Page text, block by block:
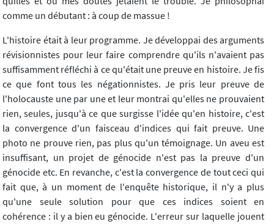
comme un débutant : à coup de massue !
L'histoire était à leur programme. Je développai des arguments
révisionnistes pour leur faire comprendre qu'ils n'avaient pas
suffisamment réfléchi à ce qu'était une preuve en histoire. Je fis
ce que font tous les négationnistes. Je pris leur preuve de
l'holocauste une par une et leur montrai qu'elles ne prouvaient
rien, seules, jusqu'à ce que surgisse l'idée qu'en histoire, c'est
la convergence d'un faisceau d'indices qui fait preuve. Une
photo ne prouve rien, pas plus qu'un témoignage. Un aveu est
insuffisant, un projet de génocide n'est pas la preuve d'un
génocide etc. En revanche, c'est la convergence de tout ceci qui
fait que, à un moment de l'enquête historique, il n'y a plus
qu'une seule solution pour que ces indices soient en
cohérence : il y a bien eu génocide. L'erreur sur laquelle jouent